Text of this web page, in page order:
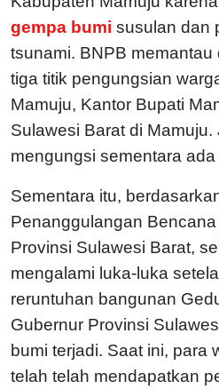
gempa bumi susulan dan
tsunami. BNPB
tiga titik pengungsian
Mamuju, Kantor Bupati
Sulawesi Barat di
mengungsi sementara
Sementara itu,
Penanggulangan
Provinsi Sulawesi Barat,
mengalami luka-luka
reruntuhan bangunan
Gubernur Provinsi
bumi terjadi. Saat ini, para
telah telah mendapatkan